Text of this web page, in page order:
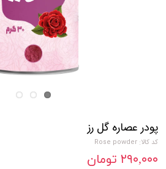
پودر عصاره گل رز
کد کالا: Rose powder
۲۹۰,۰۰۰ تومان